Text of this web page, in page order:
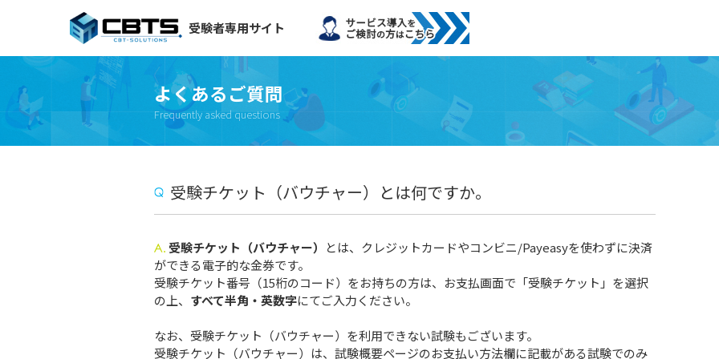
受験者専用サイト
よくあるご質問
Frequently asked questions
受験チケット（バウチャー）とは何ですか。
受験チケット（バウチャー）
とは、クレジットカードやコンビニ/Payeasyを使わずに決済
ができる電子的な金券です。
受験チケット番号（15桁のコード）をお持ちの方は、お支払画面で「受験チケット」を選択
の上、 すべて半角・英数字にてご入力ください。
なお、受験チケット（バウチャー）を利用できない試験もございます。
受験チケット（バウチャー）は、試験概要ページのお支払い方法欄に記載がある試験でのみ